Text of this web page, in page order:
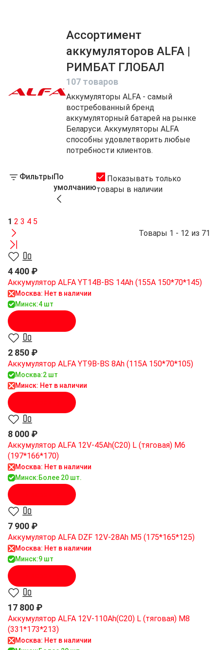
Ассортимент
аккумуляторов ALFA |
РИМБАТ ГЛОБАЛ
107 товаров
Аккумуляторы ALFA - самый
востребованный бренд
аккумуляторный батарей на рынке
Беларуси. Аккумуляторы ALFA
способны удовлетворить любые
потребности клиентов.
ФильтрыПо
умолчанию
Показывать только
товары в наличии
Товары 1 - 12 из 71
1 2 3 4 5
4 400 ₽
Аккумулятор ALFA YT14B-BS 14Ah (155A 150*70*145)
Москва: Нет в наличии
Минск:4 шт
2 850 ₽
Аккумулятор ALFA YT9B-BS 8Ah (115A 150*70*105)
Москва:2 шт
Минск: Нет в наличии
8 000 ₽
Аккумулятор ALFA 12V-45Ah(C20) L (тяговая) M6
(197*166*170)
Москва: Нет в наличии
Минск:Более 20 шт.
7 900 ₽
Аккумулятор ALFA DZF 12V-28Ah M5 (175*165*125)
Москва: Нет в наличии
Минск:9 шт
17 800 ₽
Аккумулятор ALFA 12V-110Ah(C20) L (тяговая) M8
(331*173*213)
Москва: Нет в наличии